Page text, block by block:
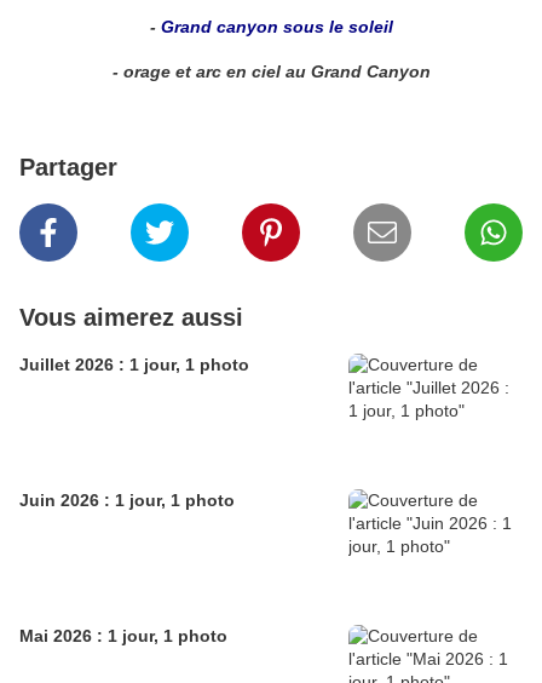
- Grand canyon sous le soleil
- orage et arc en ciel au Grand Canyon
Partager
Vous aimerez aussi
Juillet 2026 : 1 jour, 1 photo
Juin 2026 : 1 jour, 1 photo
Mai 2026 : 1 jour, 1 photo